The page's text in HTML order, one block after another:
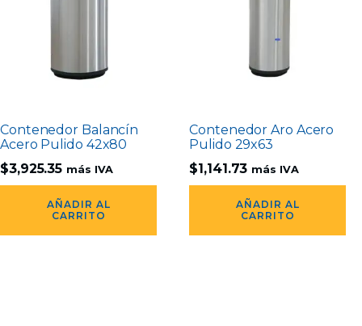
Contenedor Balancín
Acero Pulido 42x80
$3,925.35 más IVA
AÑADIR AL
CARRITO
Contenedor Aro Acero
Pulido 29x63
$1,141.73 más IVA
AÑADIR AL
CARRITO